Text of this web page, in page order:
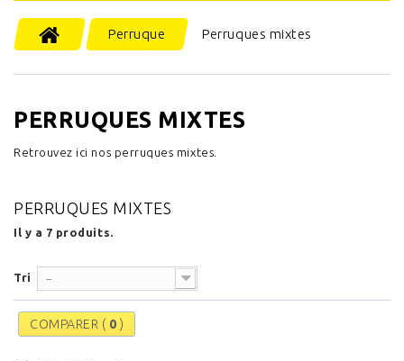
Perruque Perruques mixtes
PERRUQUES MIXTES
Retrouvez ici nos perruques mixtes.
PERRUQUES MIXTES
Il y a 7 produits.
Tri --
COMPARER ( 0 )